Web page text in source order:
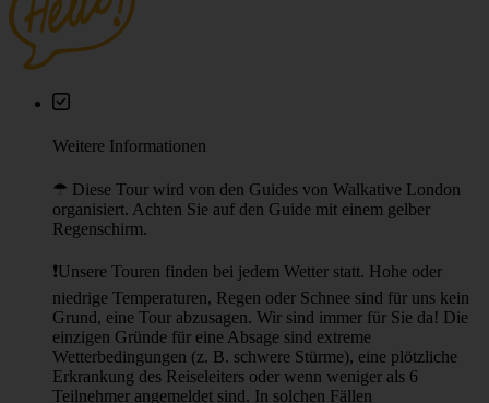
Weitere Informationen
☂︎ Diese Tour wird von den Guides von Walkative London
organisiert. Achten Sie auf den Guide mit einem gelber
Regenschirm.
❗Unsere Touren finden bei jedem Wetter statt. Hohe oder
niedrige Temperaturen, Regen oder Schnee sind für uns kein
Grund, eine Tour abzusagen. Wir sind immer für Sie da! Die
einzigen Gründe für eine Absage sind extreme
Wetterbedingungen (z. B. schwere Stürme), eine plötzliche
Erkrankung des Reiseleiters oder wenn weniger als 6
Teilnehmer angemeldet sind. In solchen Fällen